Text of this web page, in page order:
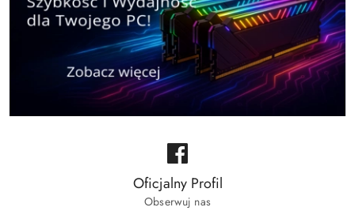
Oficjalny Profil
Obserwuj nas